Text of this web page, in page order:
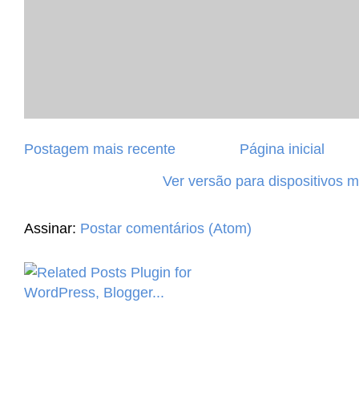
Postagem mais recente
Página inicial
Ver versão para dispositivos
Assinar: Postar comentários (Atom)